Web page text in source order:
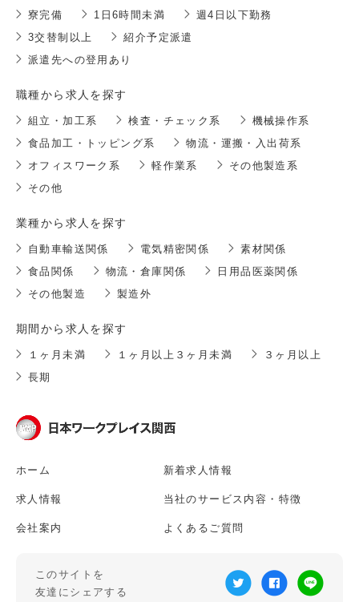
ホーム 新着求人情報
求人情報 当社のサービス内容・特徴
会社案内 よくあるご質問
このサイトを
友達にシェアする
寮完備
1日6時間未満
週4日以下勤務
3交替制以上
紹介予定派遣
派遣先への登用あり
職種から求人を探す
組立・加工系 検査・チェック系
機械操作系
食品加工・トッピング系
物流・運搬・入出荷系
オフィスワーク系
軽作業系
その他製造系
その他
業種から求人を探す
自動車輸送関係 電気精密関係
素材関係
食品関係
物流・倉庫関係
日用品医薬関係
その他製造
製造外
期間から求人を探す
１ヶ月未満 １ヶ月以上３ヶ月未満
３ヶ月以上
長期